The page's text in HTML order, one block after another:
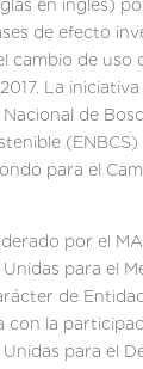
en inglés)
de efecto
cambio de uso
La
de
para el
por el
Unidas para el
de
con la
para el